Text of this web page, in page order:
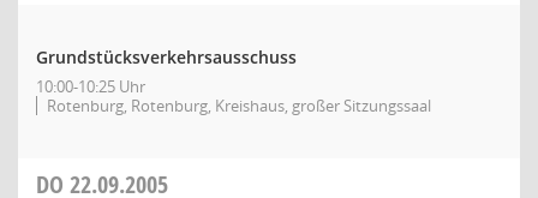
Grundstücksverkehrsausschuss
10:00-10:25 Uhr
Rotenburg, Rotenburg, Kreishaus, großer Sitzungssaal
DO 22.09.2005